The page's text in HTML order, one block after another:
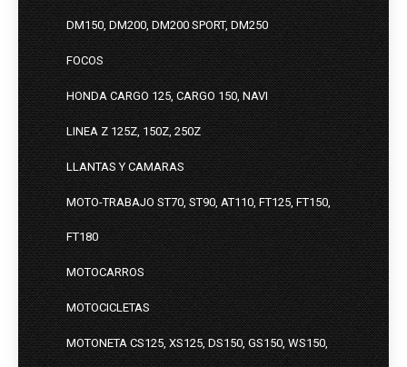
DM150, DM200, DM200 SPORT, DM250
FOCOS
HONDA CARGO 125, CARGO 150, NAVI
LINEA Z 125Z, 150Z, 250Z
LLANTAS Y CAMARAS
MOTO-TRABAJO ST70, ST90, AT110, FT125, FT150,
FT180
MOTOCARROS
MOTOCICLETAS
MOTONETA CS125, XS125, DS150, GS150, WS150,